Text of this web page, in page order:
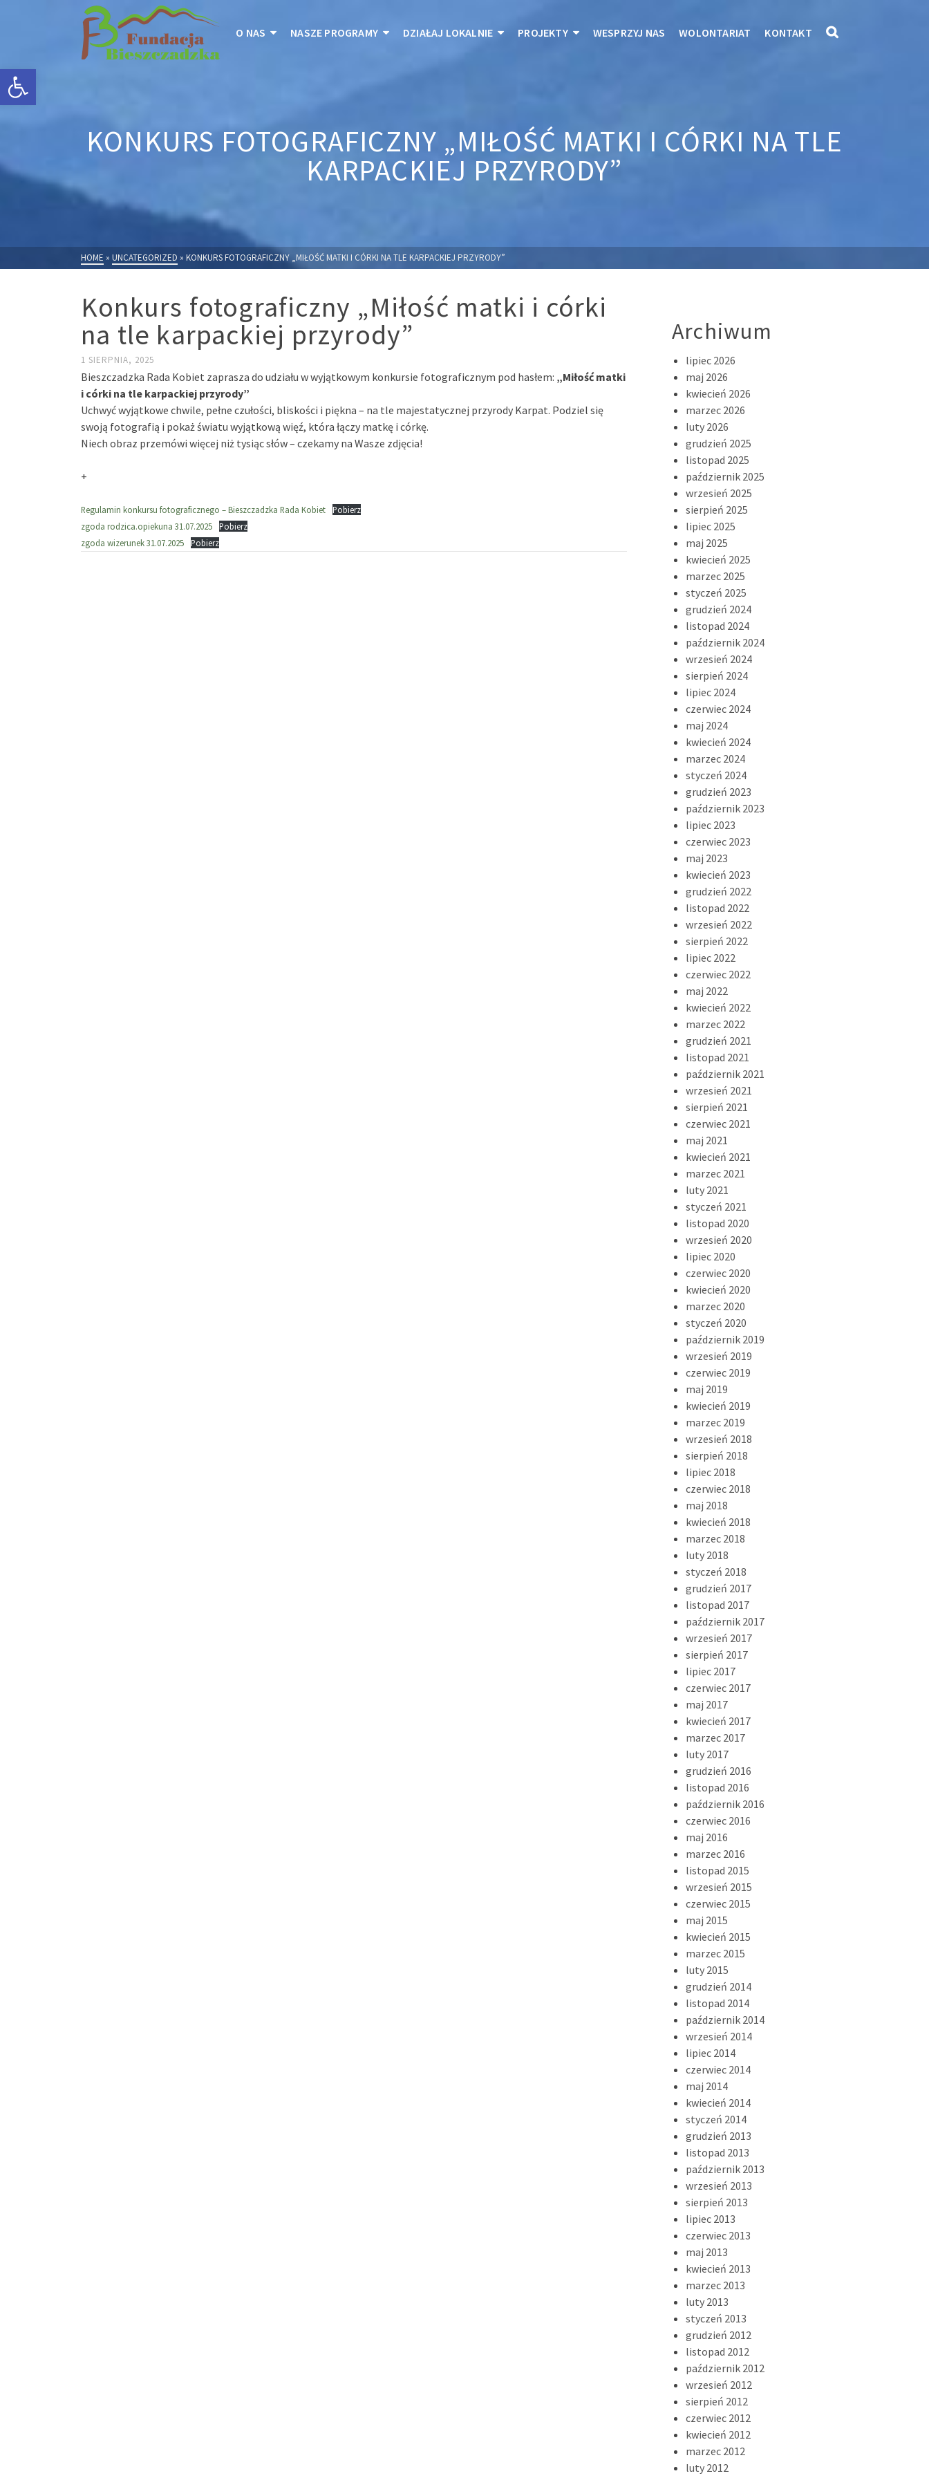
Otwórz pasek narzędzi
O NAS NASZE PROGRAMY DZIAŁAJ LOKALNIE PROJEKTY WESPRZYJ NAS WOLONTARIAT KONTAKT
KONKURS FOTOGRAFICZNY „MIŁOŚĆ MATKI I CÓRKI NA TLE
KARPACKIEJ PRZYRODY”
HOME » UNCATEGORIZED » KONKURS FOTOGRAFICZNY „MIŁOŚĆ MATKI I CÓRKI NA TLE KARPACKIEJ PRZYRODY”
Konkurs fotograficzny „Miłość matki i córki
na tle karpackiej przyrody”
1 SIERPNIA, 2025
Bieszczadzka Rada Kobiet zaprasza do udziału w wyjątkowym konkursie fotograficznym pod hasłem: „Miłość matki
i córki na tle karpackiej przyrody”
Uchwyć wyjątkowe chwile, pełne czułości, bliskości i piękna – na tle majestatycznej przyrody Karpat. Podziel się
swoją fotografią i pokaż światu wyjątkową więź, która łączy matkę i córkę.
Niech obraz przemówi więcej niż tysiąc słów – czekamy na Wasze zdjęcia!
+
Regulamin konkursu fotograficznego – Bieszczadzka Rada Kobiet
Pobierz
zgoda rodzica.opiekuna 31.07.2025
Pobierz
zgoda wizerunek 31.07.2025
Pobierz
Archiwum
lipiec 2026
maj 2026
kwiecień 2026
marzec 2026
luty 2026
grudzień 2025
listopad 2025
październik 2025
wrzesień 2025
sierpień 2025
lipiec 2025
maj 2025
kwiecień 2025
marzec 2025
styczeń 2025
grudzień 2024
listopad 2024
październik 2024
wrzesień 2024
sierpień 2024
lipiec 2024
czerwiec 2024
maj 2024
kwiecień 2024
marzec 2024
styczeń 2024
grudzień 2023
październik 2023
lipiec 2023
czerwiec 2023
maj 2023
kwiecień 2023
grudzień 2022
listopad 2022
wrzesień 2022
sierpień 2022
lipiec 2022
czerwiec 2022
maj 2022
kwiecień 2022
marzec 2022
grudzień 2021
listopad 2021
październik 2021
wrzesień 2021
sierpień 2021
czerwiec 2021
maj 2021
kwiecień 2021
marzec 2021
luty 2021
styczeń 2021
listopad 2020
wrzesień 2020
lipiec 2020
czerwiec 2020
kwiecień 2020
marzec 2020
styczeń 2020
październik 2019
wrzesień 2019
czerwiec 2019
maj 2019
kwiecień 2019
marzec 2019
wrzesień 2018
sierpień 2018
lipiec 2018
czerwiec 2018
maj 2018
kwiecień 2018
marzec 2018
luty 2018
styczeń 2018
grudzień 2017
listopad 2017
październik 2017
wrzesień 2017
sierpień 2017
lipiec 2017
czerwiec 2017
maj 2017
kwiecień 2017
marzec 2017
luty 2017
grudzień 2016
listopad 2016
październik 2016
czerwiec 2016
maj 2016
marzec 2016
listopad 2015
wrzesień 2015
czerwiec 2015
maj 2015
kwiecień 2015
marzec 2015
luty 2015
grudzień 2014
listopad 2014
październik 2014
wrzesień 2014
lipiec 2014
czerwiec 2014
maj 2014
kwiecień 2014
styczeń 2014
grudzień 2013
listopad 2013
październik 2013
wrzesień 2013
sierpień 2013
lipiec 2013
czerwiec 2013
maj 2013
kwiecień 2013
marzec 2013
luty 2013
styczeń 2013
grudzień 2012
listopad 2012
październik 2012
wrzesień 2012
sierpień 2012
czerwiec 2012
kwiecień 2012
marzec 2012
luty 2012